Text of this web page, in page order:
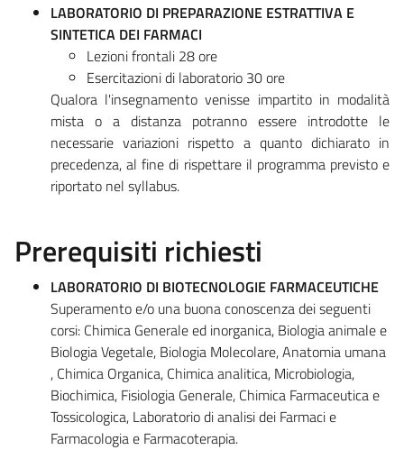
LABORATORIO DI PREPARAZIONE ESTRATTIVA E
SINTETICA DEI FARMACI
Lezioni frontali 28 ore
Esercitazioni di laboratorio 30 ore
Qualora l'insegnamento venisse impartito in modalità
mista o a distanza potranno essere introdotte le
necessarie variazioni rispetto a quanto dichiarato in
precedenza, al fine di rispettare il programma previsto e
riportato nel syllabus.
Prerequisiti richiesti
LABORATORIO DI BIOTECNOLOGIE FARMACEUTICHE
Superamento e/o una buona conoscenza dei seguenti
corsi: Chimica Generale ed inorganica, Biologia animale e
Biologia Vegetale, Biologia Molecolare, Anatomia umana
, Chimica Organica, Chimica analitica, Microbiologia,
Biochimica, Fisiologia Generale, Chimica Farmaceutica e
Tossicologica, Laboratorio di analisi dei Farmaci e
Farmacologia e Farmacoterapia.